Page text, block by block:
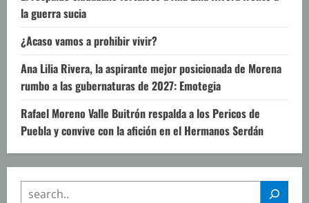
la guerra sucia
¿Acaso vamos a prohibir vivir?
Ana Lilia Rivera, la aspirante mejor posicionada de Morena
rumbo a las gubernaturas de 2027: Emotegia
Rafael Moreno Valle Buitrón respalda a los Pericos de
Puebla y convive con la afición en el Hermanos Serdán
SEARCH